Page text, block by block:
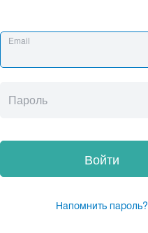
Email
Пароль
Войти
Напомнить пароль?